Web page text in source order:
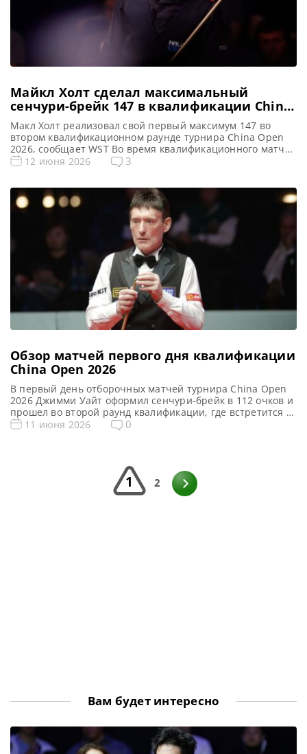
Майкл Холт сделал максимальный
сенчури-брейк 147 в квалификации China
Open 2026 (видео)
Макл Холт реализовал свой первый максимум 147 во
втором квалификационном раунде турнира China Open
2026, сообщает WST Во время квалификационного матча
China Open 2026, состоявшегося в четверг вечером,
Марка Джойса. Холт реализовал максимум в третьем
фрейме, выйдя вперед со счетом 3-0. Это […]
12 июня 2026 3
Обзор матчей первого дня квалификации
China Open 2026
В первый день отборочных матчей турнира China Open
2026 Джимми Уайт оформил сенчури-брейк в 112 очков и
прошел во второй раунд квалификации, где встретится с
Луисом Хиткотом, сообщает WST Джимми Уайт начал
квалификации China Open […]
11 июня 2026 0
1 2
Вам будет интересно